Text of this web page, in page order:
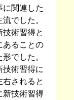
に関連した
でした。
術習得と
あることの
でした。
技術習得に
されると
新技術習得